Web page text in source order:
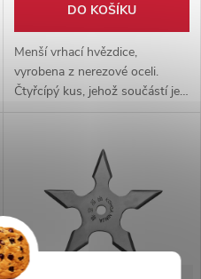
DO KOŠÍKU
Menší vrhací hvězdice,
vyrobena z nerezové oceli.
Čtyřcípý kus, jehož součástí je
pevné nylonové pouzdro, které